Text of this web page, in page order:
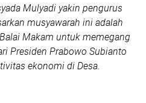
Mulyadi yakin pengurus
musyawarah ini adalah
Makam untuk memegang
Presiden Prabowo Subianto
ekonomi di Desa.